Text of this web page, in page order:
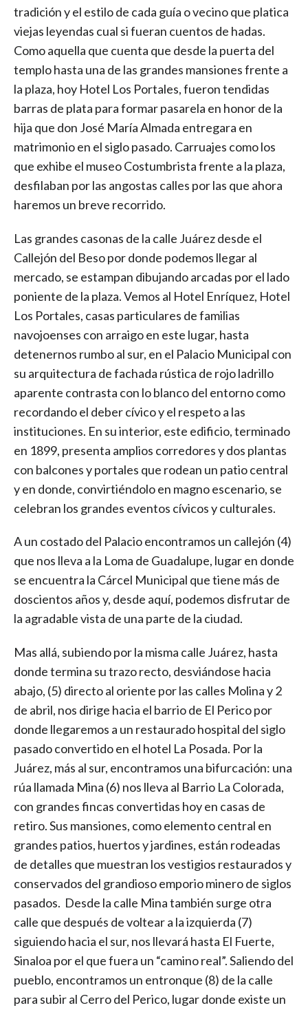
tradición y el estilo de cada guía o vecino que platica
viejas leyendas cual si fueran cuentos de hadas.
Como aquella que cuenta que desde la puerta del
templo hasta una de las grandes mansiones frente a
la plaza, hoy Hotel Los Portales, fueron tendidas
barras de plata para formar pasarela en honor de la
hija que don José María Almada entregara en
matrimonio en el siglo pasado. Carruajes como los
que exhibe el museo Costumbrista frente a la plaza,
desfilaban por las angostas calles por las que ahora
haremos un breve recorrido.
Las grandes casonas de la calle Juárez desde el
Callejón del Beso por donde podemos llegar al
mercado, se estampan dibujando arcadas por el lado
poniente de la plaza. Vemos al Hotel Enríquez, Hotel
Los Portales, casas particulares de familias
navojoenses con arraigo en este lugar, hasta
detenernos rumbo al sur, en el Palacio Municipal con
su arquitectura de fachada rústica de rojo ladrillo
aparente contrasta con lo blanco del entorno como
recordando el deber cívico y el respeto a las
instituciones. En su interior, este edificio, terminado
en 1899, presenta amplios corredores y dos plantas
con balcones y portales que rodean un patio central
y en donde, convirtiéndolo en magno escenario, se
celebran los grandes eventos cívicos y culturales.
A un costado del Palacio encontramos un callejón (4)
que nos lleva a la Loma de Guadalupe, lugar en donde
se encuentra la Cárcel Municipal que tiene más de
doscientos años y, desde aquí, podemos disfrutar de
la agradable vista de una parte de la ciudad.
Mas allá, subiendo por la misma calle Juárez, hasta
donde termina su trazo recto, desviándose hacia
abajo, (5) directo al oriente por las calles Molina y 2
de abril, nos dirige hacia el barrio de El Perico por
donde llegaremos a un restaurado hospital del siglo
pasado convertido en el hotel La Posada. Por la
Juárez, más al sur, encontramos una bifurcación: una
rúa llamada Mina (6) nos lleva al Barrio La Colorada,
con grandes fincas convertidas hoy en casas de
retiro. Sus mansiones, como elemento central en
grandes patios, huertos y jardines, están rodeadas
de detalles que muestran los vestigios restaurados y
conservados del grandioso emporio minero de siglos
pasados. Desde la calle Mina también surge otra
calle que después de voltear a la izquierda (7)
siguiendo hacia el sur, nos llevará hasta El Fuerte,
Sinaloa por el que fuera un “camino real”. Saliendo del
pueblo, encontramos un entronque (8) de la calle
para subir al Cerro del Perico, lugar donde existe un